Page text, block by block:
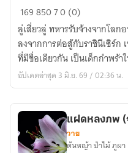
ชีวิต
ใหม่
ของ
ลู่
เสี่ยว
ลู่
16985070 (0)
ลู่เสี่ยวลู่ ทหารรับจ้างจากโล
ลงจากการต่อสู้กับราชินีเซิร์ก
ที่มีชื่อเดียวกัน เป็นเด็กกำพร้
อัปเดตล่าสุด 3 มิ.ย. 69 / 02:36 น.
แฝดหลงภพ
วาย
ต้นหญ้า ป่าไม้ ภูผา